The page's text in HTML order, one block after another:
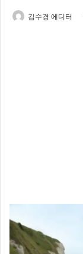
김수경 에디터